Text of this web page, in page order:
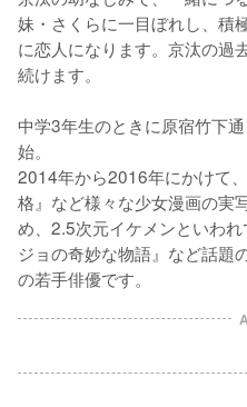
妹・さくらに一目ぼれし、積
に恋人になります。京汰の過
続けます。
中学3年生のときに原宿竹下
始。
2014年から2016年にかけて
格』など様々な少女漫画の実
め、2.5次元イケメンといわ
ジョの奇妙な物語』など話題
の若手俳優です。